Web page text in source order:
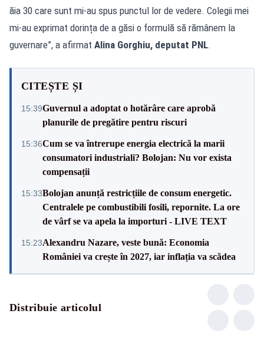
ăia 30 care sunt mi-au spus punctul lor de vedere. Colegii mei
mi-au exprimat dorința de a găsi o formulă să rămânem la
guvernare”, a afirmat Alina Gorghiu, deputat PNL.
CITEȘTE ȘI
15:39Guvernul a adoptat o hotărâre care aprobă
planurile de pregătire pentru riscuri
15:36Cum se va întrerupe energia electrică la marii
consumatori industriali? Bolojan: Nu vor exista
compensații
15:33Bolojan anunță restricțiile de consum energetic.
Centralele pe combustibili fosili, repornite. La ore
de vârf se va apela la importuri - LIVE TEXT
15:23Alexandru Nazare, veste bună: Economia
României va crește în 2027, iar inflația va scădea
Distribuie articolul